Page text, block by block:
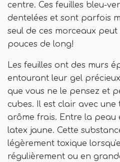
centre. Ces feuilles bleu-
dentelées et sont parfois
seul de ces morceaux peut
pouces de long!
Les feuilles ont des murs
entourant leur gel
que vous ne le pensez et
cubes. Il est clair avec
arôme frais. Entre la peau
latex jaune. Cette
légèrement toxique
régulièrement ou en